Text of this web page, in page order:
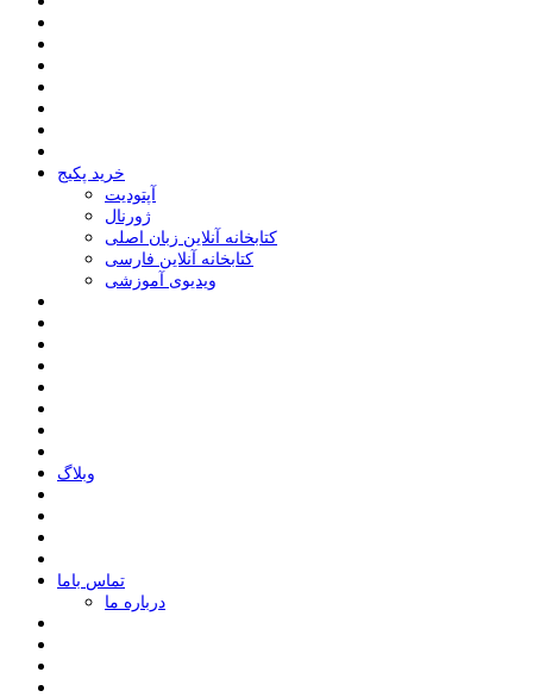
خرید پکیج
ﺁﭘﺘﻮﺩﯾﺖ
ﮊﻭﺭﻧﺎﻝ
کتابخانه آنلاین زبان اصلی
کتابخانه آنلاین فارسی
ویدیوی آموزشی
وبلاگ
ﺗﻤﺎﺱ ﺑﺎﻣﺎ
درباره ما